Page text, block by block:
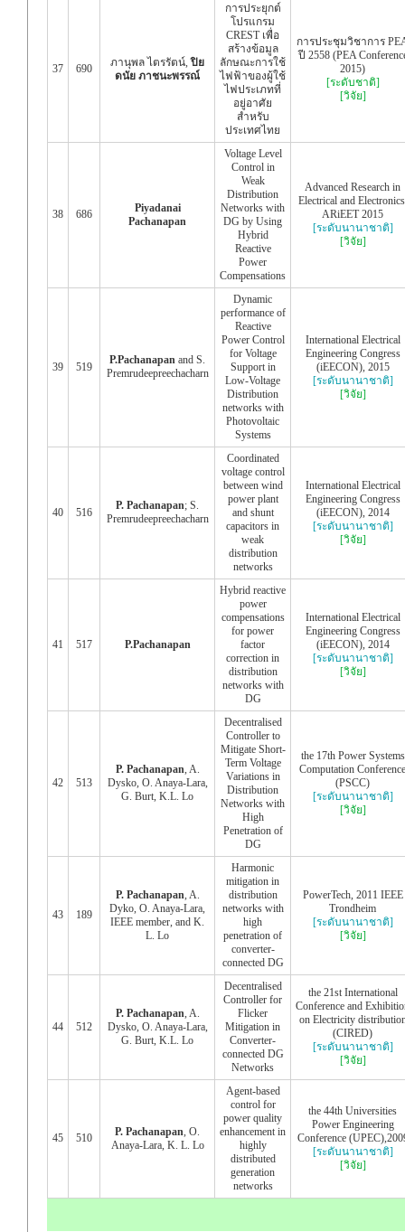
37 690 ภานุพล ไตรรัตน์,ปิย
ดนัย ภาชนะพรรณ์
การประยุกต์
โปรแกรม
CREST เพื่อ
สร้างข้อมูล
ลักษณะการใช้
ไฟฟ้าของผู้ใช้
ไฟประเภทที่
อยู่อาศัย
สำหรับ
ประเทศไทย
การประชุมวิชาการ
ปี 2558 (PEA
2015)
[ระดับชาติ]
[วิจัย]
38 686
Piyadanai
Pachanapan
Voltage Level
Control in
Weak
Distribution
Networks with
DG by Using
Hybrid
Reactive
Power
Compensations
Advanced Research in
Electrical and
ARiEET 2015
[ระดับนานาชาติ]
[วิจัย]
39 519
P.Pachanapan and S.
Premrudeepreechacharn
Dynamic
performance of
Reactive
Power Control
for Voltage
Support in
Low-Voltage
Distribution
networks with
Photovoltaic
Systems
International Electrical
Engineering Congress
(iEECON), 2015
[ระดับนานาชาติ]
[วิจัย]
40 516
P. Pachanapan; S.
Premrudeepreechacharn
Coordinated
voltage control
between wind
power plant
and shunt
capacitors in
weak
distribution
networks
International Electrical
Engineering Congress
(iEECON), 2014
[ระดับนานาชาติ]
[วิจัย]
41 517 P.Pachanapan
Hybrid reactive
power
compensations
for power
factor
correction in
distribution
networks with
DG
International Electrical
Engineering Congress
(iEECON), 2014
[ระดับนานาชาติ]
[วิจัย]
42 513
P. Pachanapan , A.
Dysko, O. Anaya-Lara,
G. Burt, K.L. Lo
Decentralised
Controller to
Mitigate Short-
Term Voltage
Variations in
Distribution
Networks with
High
Penetration of
DG
the 17th Power Systems
Computation Conference
(PSCC)
[ระดับนานาชาติ]
[วิจัย]
43 189
P. Pachanapan , A.
Dyko, O. Anaya-Lara,
IEEE member, and K.
L. Lo
Harmonic
mitigation in
distribution
networks with
high
penetration of
converter-
connected DG
PowerTech, 2011 IEEE
Trondheim
[ระดับนานาชาติ]
[วิจัย]
44 512
P. Pachanapan , A.
Dysko, O. Anaya-Lara,
G. Burt, K.L. Lo
Decentralised
Controller for
Flicker
Mitigation in
Converter-
connected DG
Networks
the 21st International
Conference and
on Electricity
(CIRED)
[ระดับนานาชาติ]
[วิจัย]
45 510 P. Pachanapan , O.
Anaya-Lara, K. L. Lo
Agent-based
control for
power quality
enhancement in
highly
distributed
generation
networks
the 44th Universities
Power Engineering
Conference
[ระดับนานาชาติ]
[วิจัย]